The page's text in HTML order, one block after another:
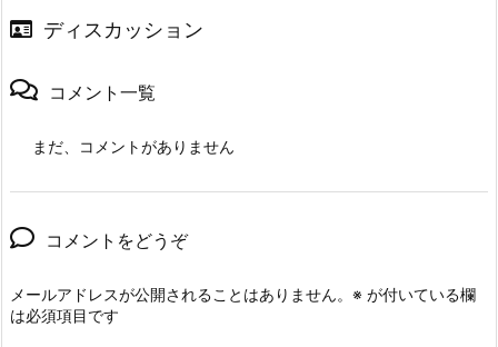
ディスカッション
コメント一覧
まだ、コメントがありません
コメントをどうぞ
メールアドレスが公開されることはありません。 ※ が付いている欄
は必須項目です